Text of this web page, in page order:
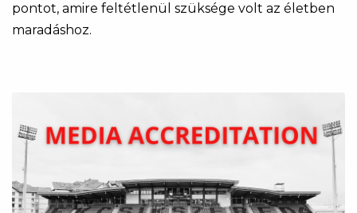
pontot, amire feltétlenül szüksége volt az életben
maradáshoz.